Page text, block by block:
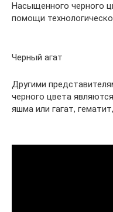
Насыщенного черного
помощи
Черный агат
Другими
черного цвета
яшма или гагат,